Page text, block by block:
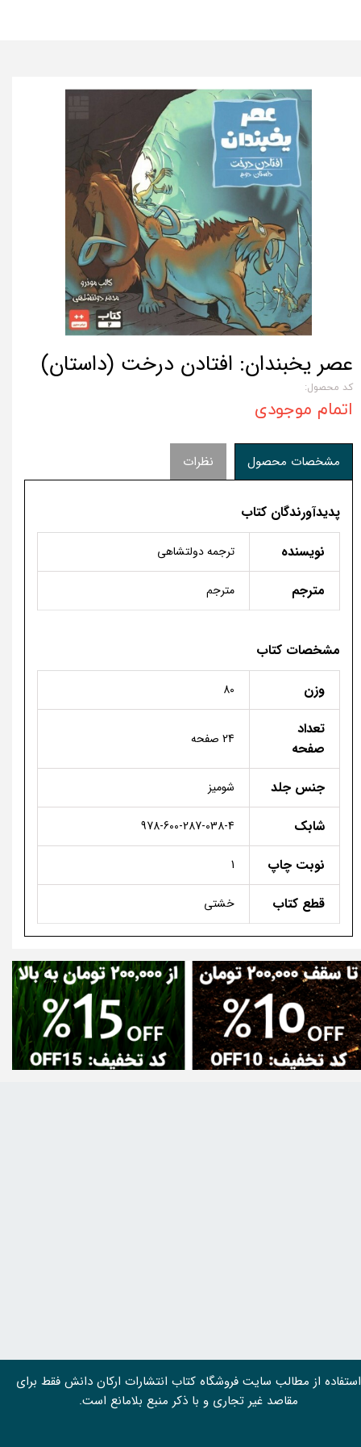
عصر یخبندان: افتادن درخت (داستان)
کد محصول:
اتمام موجودی
مشخصات محصول نظرات
پدیدآورندگان کتاب
نویسنده
ترجمه دولتشاهی
مترجم مترجم
مشخصات کتاب
وزن
80
تعداد
صفحه
24 صفحه
جنس جلد شومیز
شابک 978-600-287-038-4
نوبت چاپ 1
قطع کتاب خشتی
استفاده از مطالب سايت فروشگاه کتاب انتشارات ارکان دانش فقط برای
مقاصد غیر تجاری و با ذکر منبع بلامانع است.